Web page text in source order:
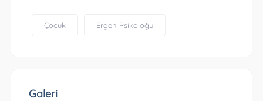
Çocuk Ergen Psikoloğu
Galeri